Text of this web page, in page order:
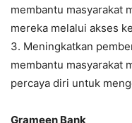
membantu masyarakat
mereka melalui akses
3. Meningkatkan
membantu masyarakat
percaya diri untuk
Grameen Bank